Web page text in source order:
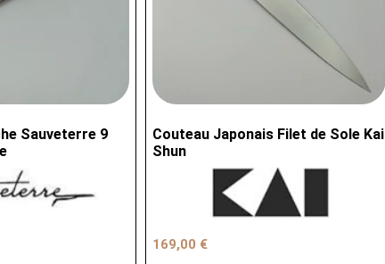
Sauveterre 9
Couteau Japonais Filet de Sole Kai
Shun
169,00 €